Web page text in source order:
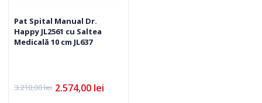
Pat Spital Manual Dr.
Happy JL2561 cu Saltea
Medicală 10 cm JL637
3.210,00lei
Prețul 2.574,00 lei
Prețul